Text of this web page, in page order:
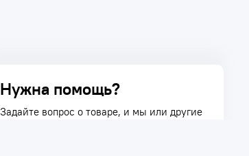
Нужна помощь?
Задайте вопрос о товаре, и мы или другие